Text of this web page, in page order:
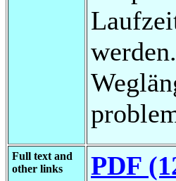
Full text and
other links
PDF